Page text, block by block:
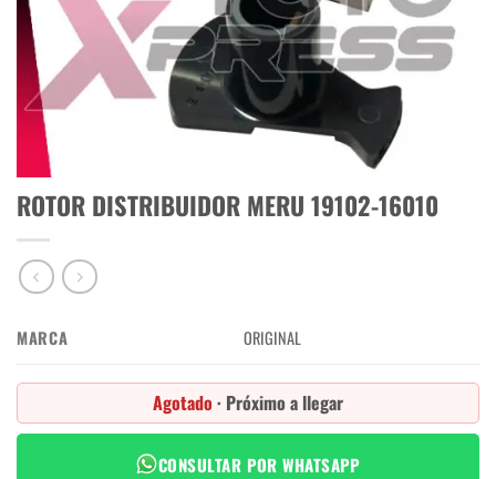
ROTOR DISTRIBUIDOR MERU 19102-16010
MARCA ORIGINAL
Agotado · Próximo a llegar
CONSULTAR POR WHATSAPP